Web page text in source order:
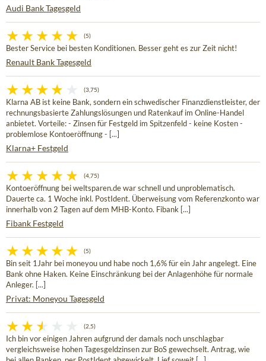
Audi Bank Tagesgeld
(5)
Bester Service bei besten Konditionen. Besser geht es zur Zeit nicht!
Renault Bank Tagesgeld
(3,75)
Klarna AB ist keine Bank, sondern ein schwedischer Finanzdienstleister, der
rechnungsbasierte Zahlungslösungen und Ratenkauf im Online-Handel
anbietet. Vorteile: - Zinsen für Festgeld im Spitzenfeld - keine Kosten -
problemlose Kontoeröffnung - [...]
Klarna+ Festgeld
(4,75)
Kontoeröffnung bei weltsparen.de war schnell und unproblematisch.
Dauerte ca. 1 Woche inkl. PostIdent. Überweisung vom Referenzkonto war
innerhalb von 2 Tagen auf dem MHB-Konto. Fibank [...]
Fibank Festgeld
(5)
Bin seit 1Jahr bei moneyou und habe noch 1,6% für ein Jahr angelegt. Eine
Bank ohne Haken. Keine Einschränkung bei der Anlagenhöhe für normale
Anleger. [...]
Privat: Moneyou Tagesgeld
(2,5)
Ich bin vor einigen Jahren aufgrund der damals noch unschlagbar
vergleichsweise hohen Tagesgeldzinsen zur BoS gewechselt. Antrag, wie